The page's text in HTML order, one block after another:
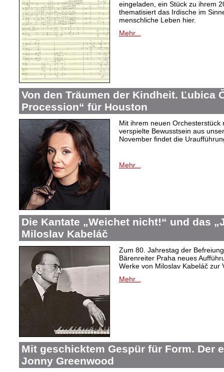
eingeladen, ein Stück zu ihrem
thematisiert das Irdische im
menschliche Leben hier.
Mehr...
Von den Träumen der Kindheit. Ľubica
Procession“ für Houston
Mit ihrem neuen Orchesterstück
verspielte Bewusstsein aus
November findet die
Mehr...
Die Kantate „Weichet nicht!“ und das
Miloslav Kabeláč
Zum 80. Jahrestag der
Bärenreiter Praha neues
Werke von Miloslav Kabeláč zur
Mehr...
Mit geschicktem Gespür für Form. Der
Jonny Greenwood